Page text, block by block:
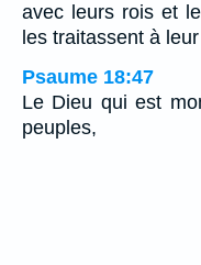
avec leurs rois et
les traitassent à
Psaume 18:47
Le Dieu qui est
peuples,